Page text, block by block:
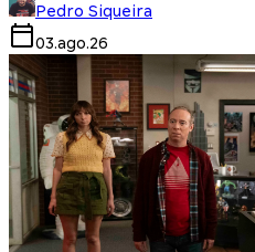
Pedro Siqueira
03.ago.26